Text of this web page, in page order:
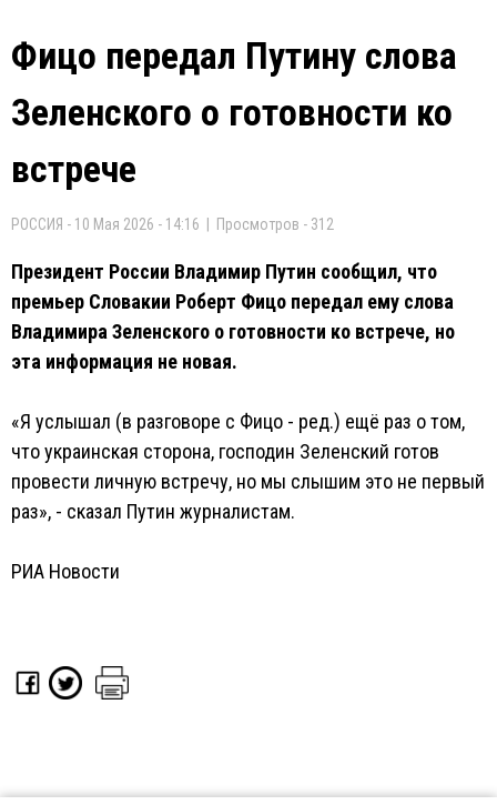
Фицо передал Путину слова
Зеленского о готовности ко
встрече
РОССИЯ - 10 Мая 2026 - 14:16 | Просмотров - 312
Президент России Владимир Путин сообщил, что
премьер Словакии Роберт Фицо передал ему слова
Владимира Зеленского о готовности ко встрече, но
эта информация не новая.
«Я услышал (в разговоре с Фицо - ред.) ещё раз о том,
что украинская сторона, господин Зеленский готов
провести личную встречу, но мы слышим это не первый
раз», - сказал Путин журналистам.
РИА Новости